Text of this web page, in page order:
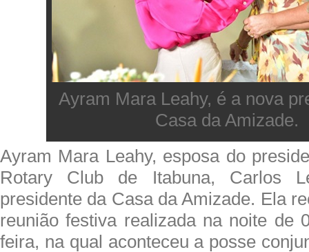
Ayram Mara Leahy, é a nova
Casa da Amizade.
Ayram Mara Leahy, esposa do
Rotary Club de Itabuna, Carlos
presidente da Casa da Amizade. Ela
reunião festiva realizada na noite de
feira, na qual aconteceu a posse